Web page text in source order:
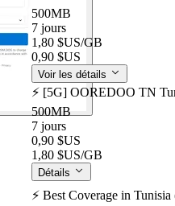
500MB
7 jours
1,80 $US/GB
0,90 $US
Voir les détails
⚡️ [5G] OOREDOO TN
500MB
7 jours
0,90 $US
1,80 $US/GB
Détails
⚡️ Best Coverage in